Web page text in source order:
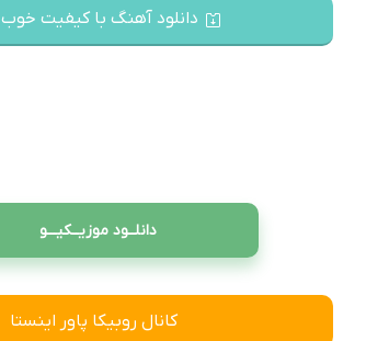
دانلود آهنگ با کیفیت خوب 128
دانلــود موزیــکیـــو
کانال روبیکا پاور اینستا